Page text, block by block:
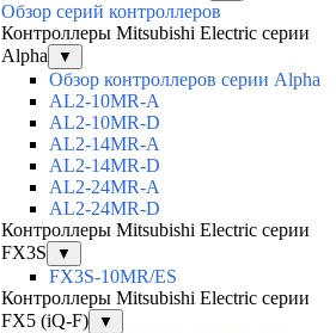
Обзор серий контроллеров
Контроллеры Mitsubishi Electric серии
Alpha
▼
Обзор контроллеров серии Alpha
AL2-10MR-A
AL2-10MR-D
AL2-14MR-A
AL2-14MR-D
AL2-24MR-A
AL2-24MR-D
Контроллеры Mitsubishi Electric серии
FX3S
▼
FX3S-10MR/ES
Контроллеры Mitsubishi Electric серии
FX5 (iQ-F)
▼